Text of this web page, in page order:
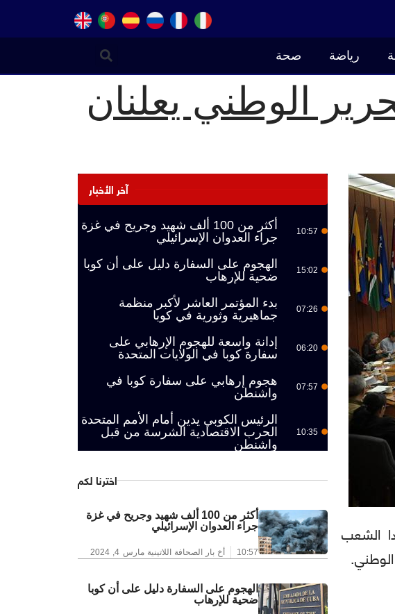
رياضة صحة
الوطني يعلنان
الشعب
آخر الأخبار
10:57
أكثر من 100 ألف شهيد وجريح في غزة
جراء العدوان الإسرائيلي
15:02
الهجوم على السفارة دليل على أن كوبا
ضحية للإرهاب
07:26
بدء المؤتمر العاشر لأكبر منظمة
جماهيرية وثورية في كوبا
06:20
إدانة واسعة للهجوم الإرهابي على
سفارة كوبا في الولايات المتحدة
07:57
هجوم إرهابي على سفارة كوبا في
واشنطن
10:35
الرئيس الكوبي يدين أمام الأمم المتحدة
الحرب الاقتصادية الشرسة من قبل
واشنطن
اخترنا لكم
أكثر من 100 ألف شهيد وجريح في غزة
جراء العدوان الإسرائيلي
10:57 أخ بار الصحافة اللاتينيةمارس 4, 2024
الهجوم على السفارة دليل على أن كوبا
ضحية للإرهاب